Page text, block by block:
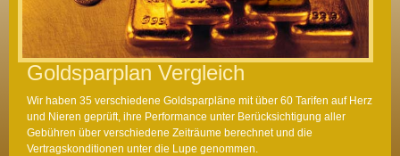
Goldsparplan Vergleich
Wir haben 35 verschiedene Goldsparpläne mit über 60 Tarifen auf Herz
und Nieren geprüft, ihre Performance unter Berücksichtigung aller
Gebühren über verschiedene Zeiträume berechnet und die
Vertragskonditionen unter die Lupe genommen.